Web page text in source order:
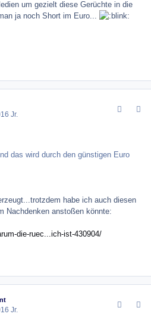
um gezielt diese Gerüchte in die
ja noch Short im Euro...
16 Jr.
das wird durch den günstigen Euro
habe ich auch diesen
Nachdenken anstoßen könnte:
die-ruec...ich-ist-430904/
16 Jr.